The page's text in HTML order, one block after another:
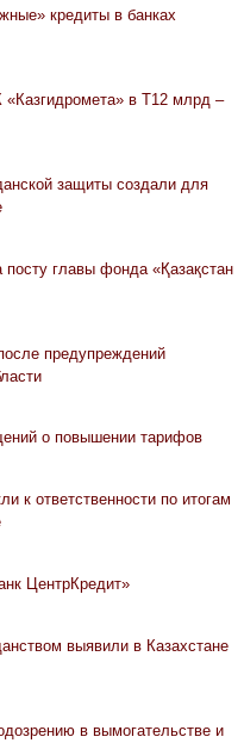
кредиты в банках
в Т12 млрд –
защиты создали для
главы фонда «Қазақстан
предупреждений
о повышении тарифов
к ответственности по итогам
ЦентрКредит»
выявили в Казахстане
в вымогательстве и